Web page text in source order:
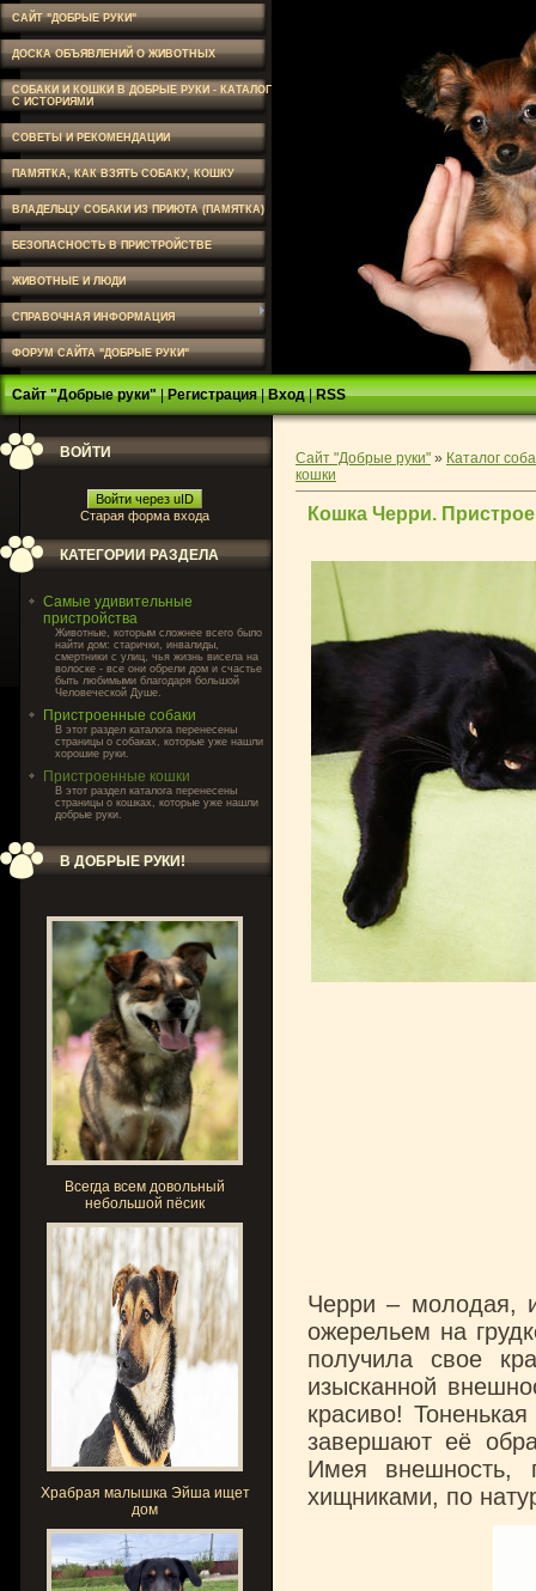
САЙТ "ДОБРЫЕ РУКИ"
ДОСКА ОБЪЯВЛЕНИЙ О ЖИВОТНЫХ
СОБАКИ И КОШКИ В ДОБРЫЕ РУКИ - КАТАЛОГ
С ИСТОРИЯМИ
СОВЕТЫ И РЕКОМЕНДАЦИИ
ПАМЯТКА, КАК ВЗЯТЬ СОБАКУ, КОШКУ
ВЛАДЕЛЬЦУ СОБАКИ ИЗ ПРИЮТА (ПАМЯТКА)
БЕЗОПАСНОСТЬ В ПРИСТРОЙСТВЕ
ЖИВОТНЫЕ И ЛЮДИ
СПРАВОЧНАЯ ИНФОРМАЦИЯ
ФОРУМ САЙТА "ДОБРЫЕ РУКИ"
Сайт "Добрые руки"|Регистрация|Вход|RSS
ВОЙТИ
Войти через uID
Старая форма входа
КАТЕГОРИИ РАЗДЕЛА
Самые удивительные
пристройства
Животные, которым сложнее всего было
найти дом: старички, инвалиды,
смертники с улиц, чья жизнь висела на
волоске - все они обрели дом и счастье
быть любимыми благодаря большой
Человеческой Душе.
Пристроенные собаки
В этот раздел каталога перенесены
страницы о собаках, которые уже нашли
хорошие руки.
Пристроенные кошки
В этот раздел каталога перенесены
страницы о кошках, которые уже нашли
добрые руки.
В ДОБРЫЕ РУКИ!
Всегда всем довольный
небольшой пёсик
Храбрая малышка Эйша ищет
дом
Сайт "Добрые руки" » Каталог
кошки
Кошка Черри.
Черри – молодая,
ожерельем на
получила свое
изысканной
красиво!
завершают её
Имея внешность,
хищниками, по